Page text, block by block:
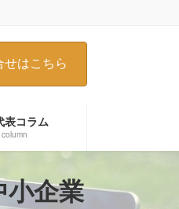
せはこちら
表コラム
column
企業